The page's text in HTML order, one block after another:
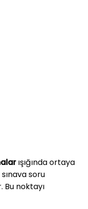
ışığında ortaya
sınava soru
Bu noktayı